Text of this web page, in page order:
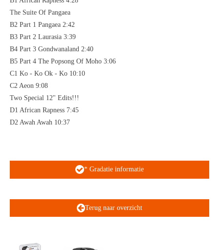
The Suite Of Pangaea
B2 Part 1 Pangaea 2:42
B3 Part 2 Laurasia 3:39
B4 Part 3 Gondwanaland 2:40
B5 Part 4 The Popsong Of Moho 3:06
C1 Ko - Ko Ok - Ko 10:10
C2 Aeon 9:08
Two Special 12" Edits!!!
D1 African Rapness 7:45
D2 Awah Awah 10:37
* Gradatie informatie
Terug naar overzicht